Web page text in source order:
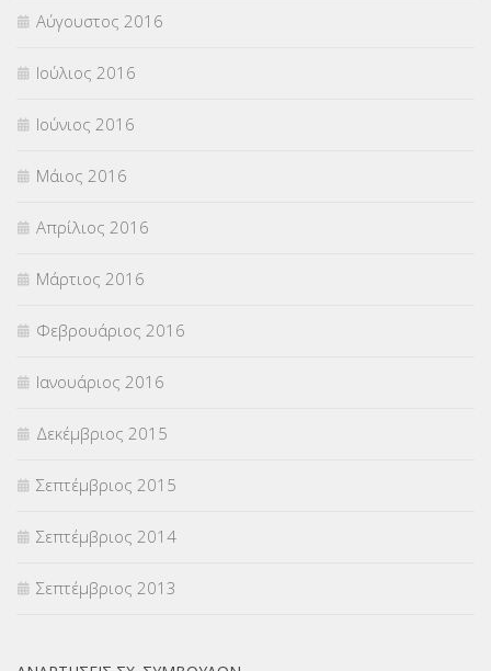
Αύγουστος 2016
Ιούλιος 2016
Ιούνιος 2016
Μάιος 2016
Απρίλιος 2016
Μάρτιος 2016
Φεβρουάριος 2016
Ιανουάριος 2016
Δεκέμβριος 2015
Σεπτέμβριος 2015
Σεπτέμβριος 2014
Σεπτέμβριος 2013